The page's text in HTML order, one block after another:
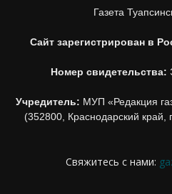
Газета
Сайт зарегистрирован в
Номер свидетельства:
Учредитель: МУП «Редакция
(352800, Краснодарский край,
Свяжитесь с нами: